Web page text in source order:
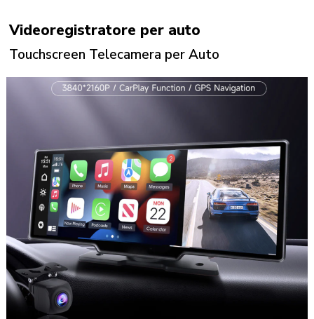
Videoregistratore per auto
Touchscreen Telecamera per Auto